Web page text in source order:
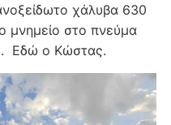
χάλυβα 630
μνημείο στο πνεύμα
Εδώ ο Κώστας.